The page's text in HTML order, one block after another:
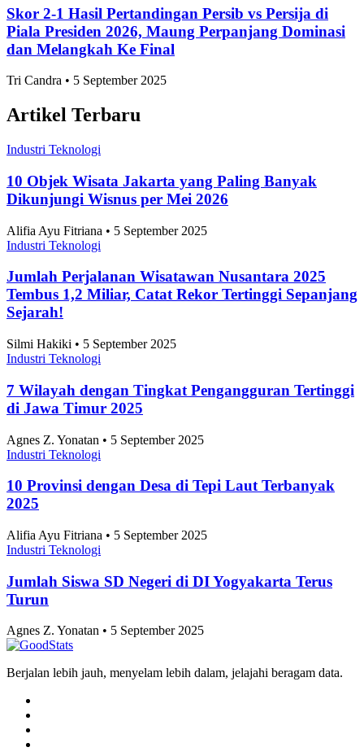
Skor 2-1 Hasil Pertandingan Persib vs Persija di
Piala Presiden 2026, Maung Perpanjang Dominasi
dan Melangkah Ke Final
Tri Candra • 5 September 2025
Artikel Terbaru
Industri Teknologi
10 Objek Wisata Jakarta yang Paling Banyak
Dikunjungi Wisnus per Mei 2026
Alifia Ayu Fitriana • 5 September 2025
Industri Teknologi
Jumlah Perjalanan Wisatawan Nusantara 2025
Tembus 1,2 Miliar, Catat Rekor Tertinggi Sepanjang
Sejarah!
Silmi Hakiki • 5 September 2025
Industri Teknologi
7 Wilayah dengan Tingkat Pengangguran Tertinggi
di Jawa Timur 2025
Agnes Z. Yonatan • 5 September 2025
Industri Teknologi
10 Provinsi dengan Desa di Tepi Laut Terbanyak
2025
Alifia Ayu Fitriana • 5 September 2025
Industri Teknologi
Jumlah Siswa SD Negeri di DI Yogyakarta Terus
Turun
Agnes Z. Yonatan • 5 September 2025
Berjalan lebih jauh, menyelam lebih dalam, jelajahi beragam data.